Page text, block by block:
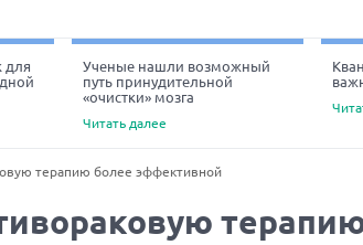
для
Ученые нашли возможный
путь принудительной
«очистки» мозга
Читать далее
терапию более эффективной